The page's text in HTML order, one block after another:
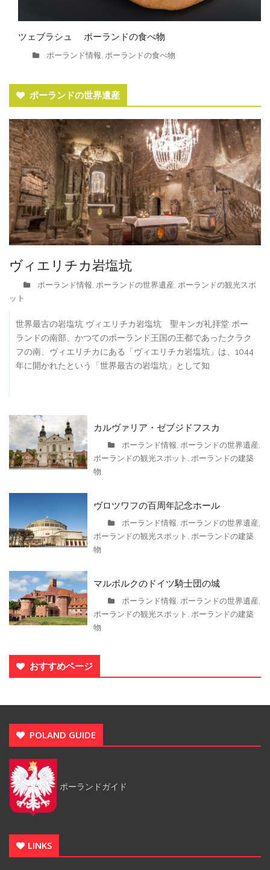
ツェブラシュ ポーランドの食べ物
ポーランド情報, ポーランドの食べ物
ポーランドの世界遺産
ヴィエリチカ岩塩坑
ポーランド情報, ポーランドの世界遺産, ポーランドの観光スポ
ット
世界最古の岩塩坑 ヴィエリチカ岩塩坑 聖キンガ礼拝堂 ポー
ランドの南部、かつてのポーランド王国の王都であったクラク
フの南、ヴィエリチカにある「ヴィエリチカ岩塩坑」は、1044
年に開かれたという「世界最古の岩塩坑」として知
カルヴァリア・ゼブジドフスカ
ポーランド情報, ポーランドの世界遺産,
ポーランドの観光スポット , ポーランドの建築
物
ヴロツワフの百周年記念ホール
ポーランド情報, ポーランドの世界遺産,
ポーランドの観光スポット , ポーランドの建築
物
マルボルクのドイツ騎士団の城
ポーランド情報, ポーランドの世界遺産,
ポーランドの観光スポット , ポーランドの建築
物
おすすめページ
POLAND GUIDE
ポーランドガイド
LINKS